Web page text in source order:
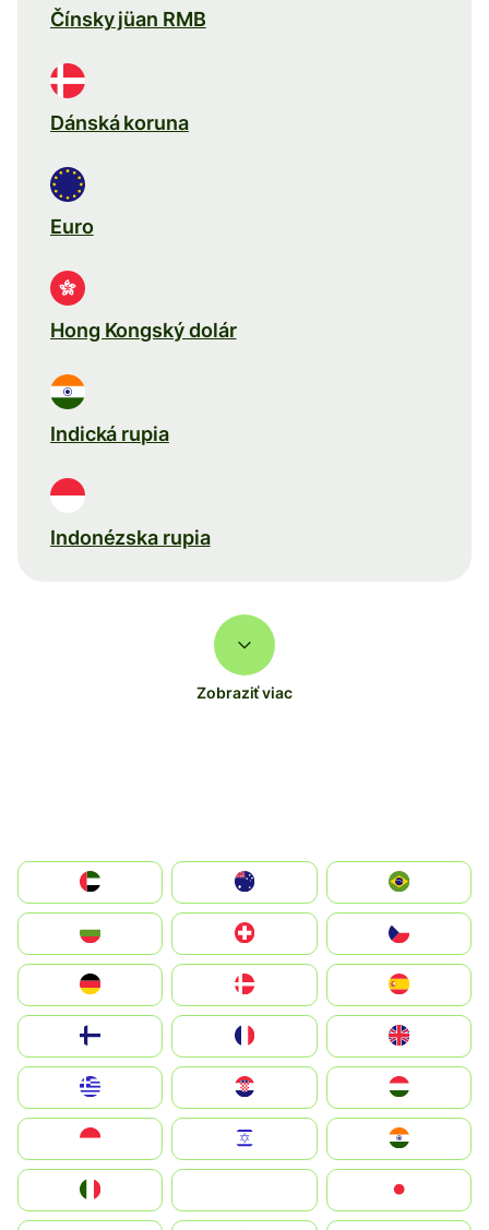
Čínsky jüan RMB
Dánská koruna
Euro
Hong Kongský dolár
Indická rupia
Indonézska rupia
Zobraziť viac
الإمارات العربية المتحدة
Switzerland
Deutschland
United Kingdom
Magyarország